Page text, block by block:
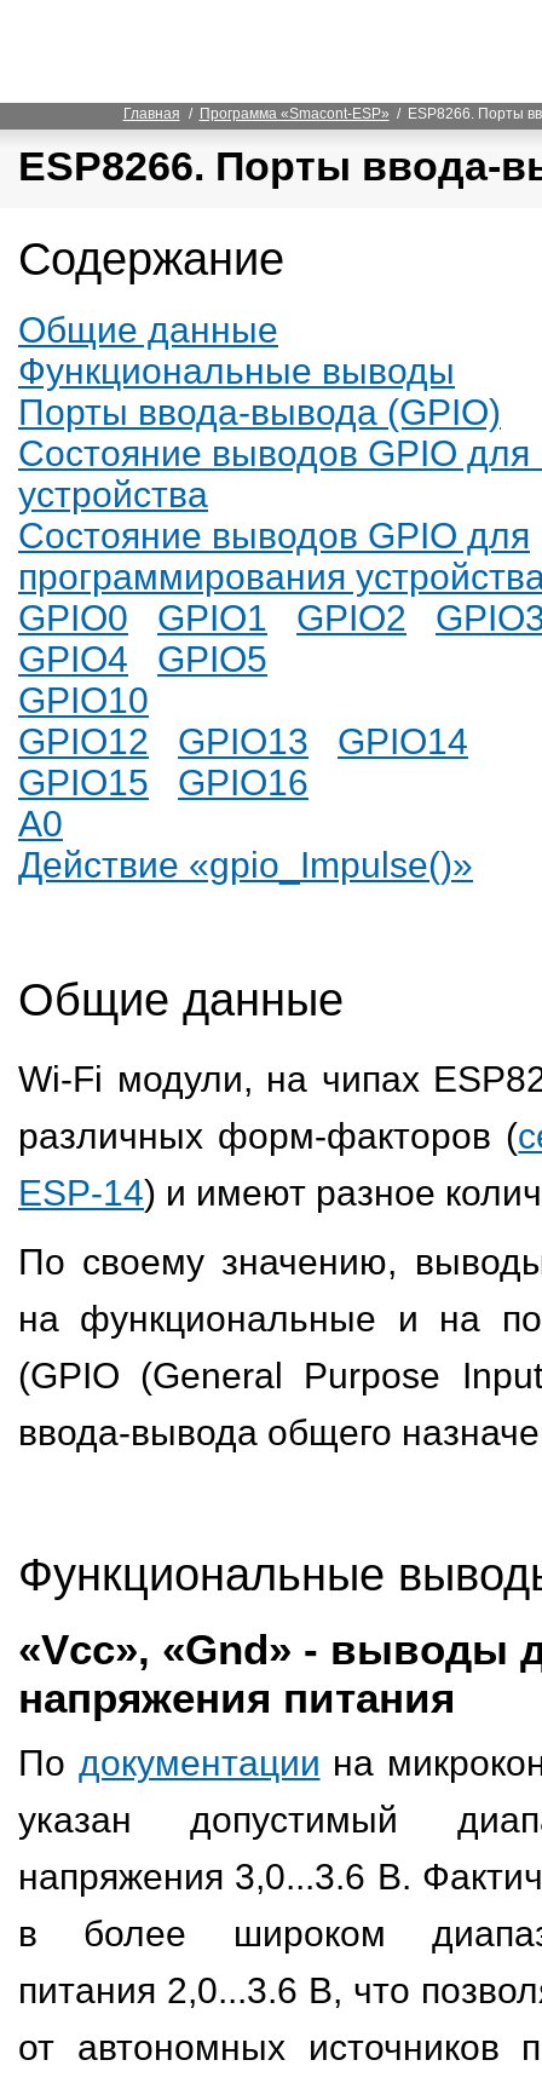
Главная / Программа «Smacont-ESP» / ESP8266. Порты
ESP8266. Порты ввода-
Содержание
Общие данные
Функциональные выводы
Порты ввода-вывода (GPIO)
Состояние выводов GPIO для
устройства
Состояние выводов GPIO для
программирования
GPIO0
GPIO1 GPIO2
GPIO4
GPIO5
GPIO10
GPIO12
GPIO13
GPIO14
GPIO15
GPIO16
A0
Действие «gpio_Impulse()»
Общие данные
Wi-Fi модули, на чипах
различных форм-факторов (
ESP-14) и имеют разное
По своему значению,
на функциональные и на
(GPIO (General Purpose
ввода-вывода общего
Функциональные
«Vcc», «Gnd» - выводы
напряжения питания
По документации на
указан допустимый
напряжения 3,0...3.6 В.
в более широком
питания 2,0...3.6 В, что
от автономных источников